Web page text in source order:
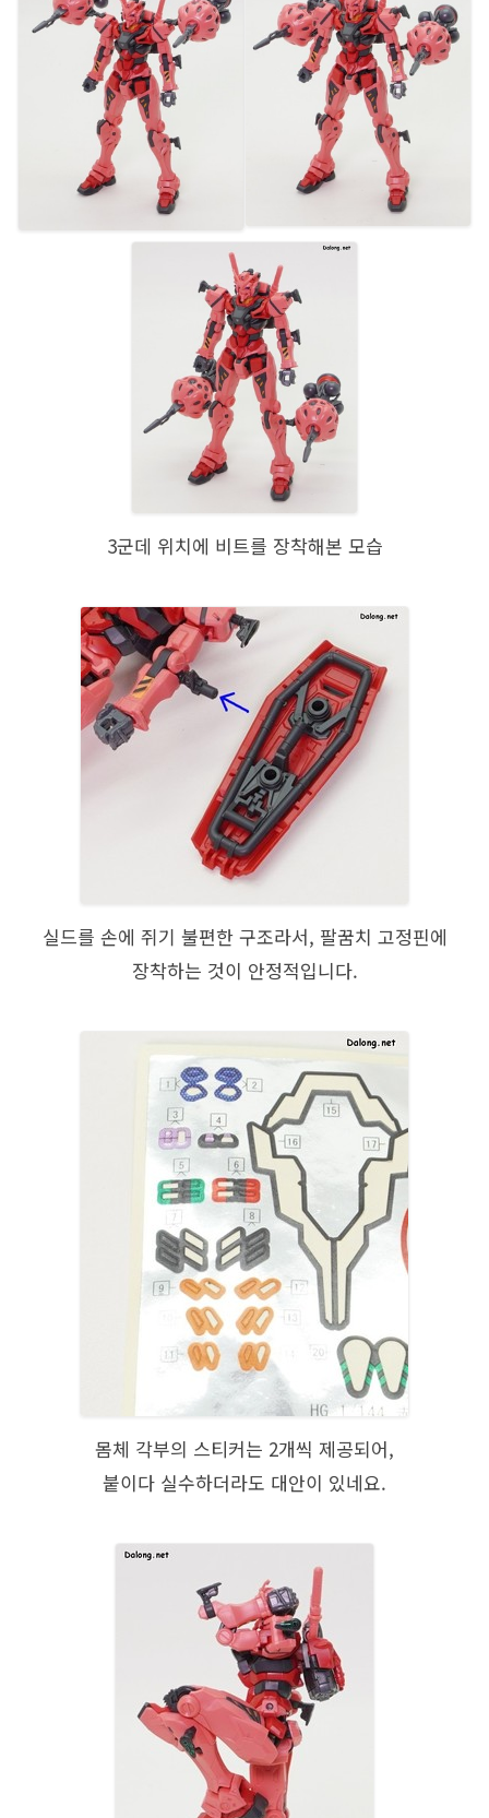
3군데 위치에 비트를 장착해본 모습
실드를 손에 쥐기 불편한 구조라서, 팔꿈치 고정핀에
장착하는 것이 안정적입니다.
몸체 각부의 스티커는 2개씩 제공되어,
붙이다 실수하더라도 대안이 있네요.